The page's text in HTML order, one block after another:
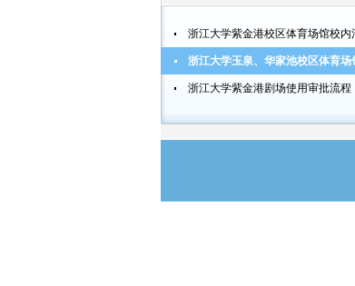
浙江大学紫金港校区体育场馆校内
浙江大学玉泉、华家池校区体育场
浙江大学紫金港剧场使用审批流程